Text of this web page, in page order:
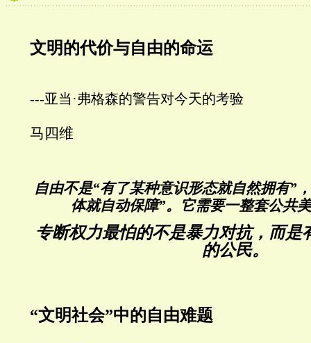
文明的代价与自由的命运
---亚当·弗格森的警告对今天的考验
马四维
自由不是“有了某种意识形态就自然拥有”
体就自动保障”。它需要一整套公共
专断权力最怕的不是暴力对抗，而是
的公民。
“文明社会”中的自由难题